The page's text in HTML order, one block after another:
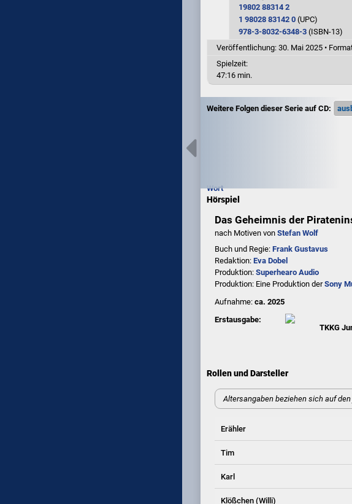
19802 88314 2
1 98028 83142 0 (UPC)
978-3-8032-6348-3 (ISBN-13)
Veröffentlichung: 30. Mai 2025 •
Spielzeit:
47:16 min.
Weitere Folgen dieser Serie auf CD:
Wort
Hörspiel
Das Geheimnis der
nach Motiven von Stefan Wolf
Buch und Regie: Frank Gustavus
Redaktion: Eva Dobel
Produktion: Superhearo Audio
Produktion: Eine Produktion derSony
Aufnahme: ca. 2025
Erstausgabe:
TKKG
Rollen und Darsteller
Altersangaben beziehen sich auf
Erähler
Tim
Karl
Klößchen (Willi)